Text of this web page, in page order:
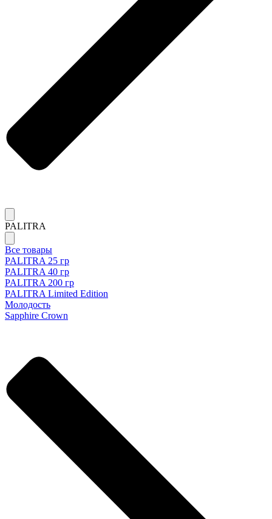
PALITRA
Все товары
PALITRA 25 гр
PALITRA 40 гр
PALITRA 200 гр
PALITRA Limited Edition
Молодость
Sapphire Crown